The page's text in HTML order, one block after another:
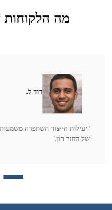
מה הלקוחות
דוד ל.
"יעילות הייצור השתפרה
של החזר הון."